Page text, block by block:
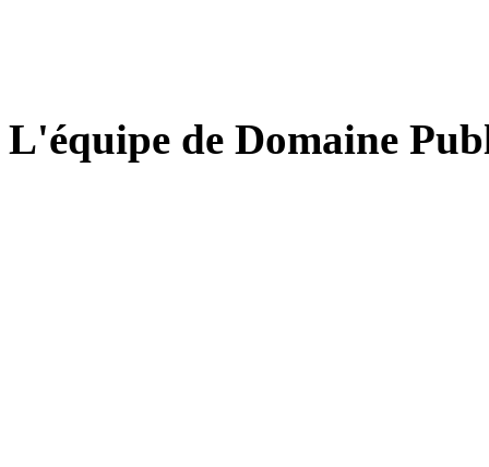
L'équipe de Domaine